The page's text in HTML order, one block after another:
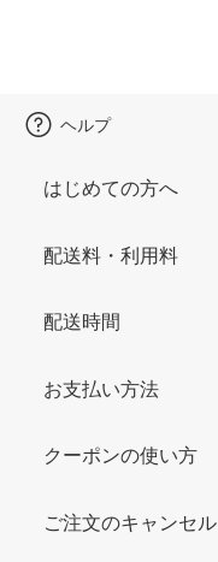
ヘルプ
はじめての方へ
配送料・利用料
配送時間
お支払い方法
クーポンの使い方
ご注文のキャンセル